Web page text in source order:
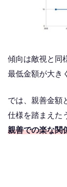
傾向は敵視と同
最低金額が大き
では、親善金額
仕様を踏まえた
親善での楽な関